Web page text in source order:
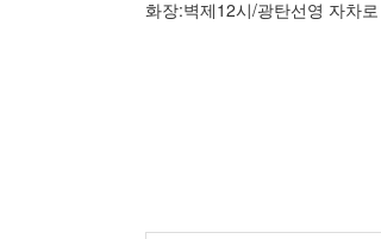
화장:벽제12시/광탄선영 자차로